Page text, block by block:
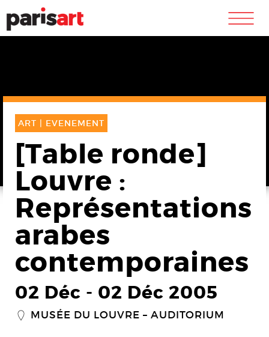
m
ART | EVENEMENT
[Table ronde]
Louvre :
Représentations
arabes
contemporaines
02 Déc - 02 Déc 2005
_ MUSÉE DU LOUVRE – AUDITORIUM